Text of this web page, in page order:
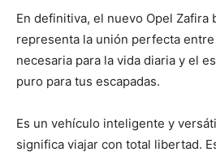
En definitiva, el nuevo Opel Zafira
representa la unión perfecta
necesaria para la vida diaria y el
puro para tus escapadas.
Es un vehículo inteligente y
significa viajar con total libertad.